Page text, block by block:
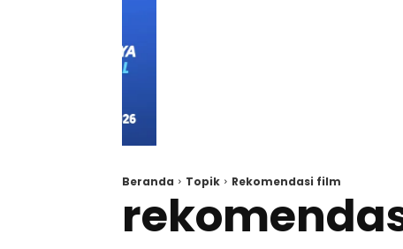
Beranda Topik Rekomendasi film